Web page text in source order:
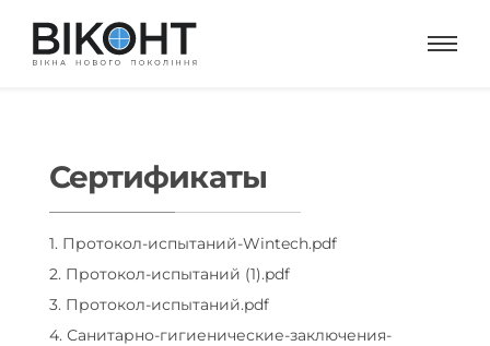
Сертификаты
1. Протокол-испытаний-Wintech.pdf
2. Протокол-испытаний (1).pdf
3. Протокол-испытаний.pdf
4. Санитарно-гигиенические-заключения-